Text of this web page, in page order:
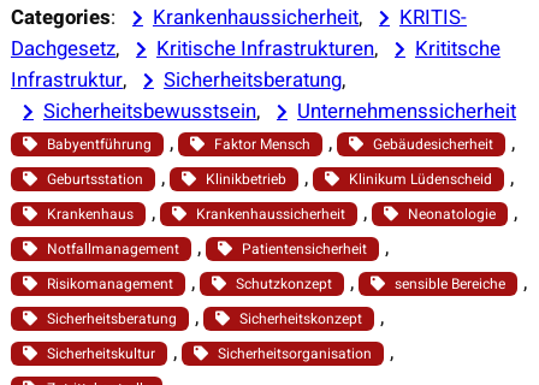
Categories: Krankenhaussicherheit,
KRITIS-
Dachgesetz, Kritische Infrastrukturen,
Krititsche
Infrastruktur, Sicherheitsberatung,
Sicherheitsbewusstsein, Unternehmenssicherheit
Babyentführung , Faktor Mensch , Gebäudesicherheit ,
Geburtsstation , Klinikbetrieb , Klinikum Lüdenscheid ,
Krankenhaus , Krankenhaussicherheit , Neonatologie ,
Notfallmanagement , Patientensicherheit ,
Risikomanagement , Schutzkonzept , sensible Bereiche ,
Sicherheitsberatung , Sicherheitskonzept ,
Sicherheitskultur , Sicherheitsorganisation ,